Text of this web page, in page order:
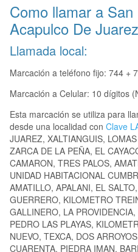
Como llamar a
Acapulco De Juarez
Llamada local:
Marcación a teléfono fijo: 744 +
Marcación a Celular: 10 dígitos
Esta marcación se utiliza para
desde una localidad con Clave
JUAREZ, XALTIANGUIS,
ZARCA DE LA PEÑA, EL
CAMARON, TRES PALOS,
UNIDAD HABITACIONAL
AMATILLO, APALANI, EL
GUERRERO, KILOMETRO
GALLINERO, LA
PEDRO LAS PLAYAS,
NUEVO, TEXCA, DOS
CUARENTA, PIEDRA IMAN,